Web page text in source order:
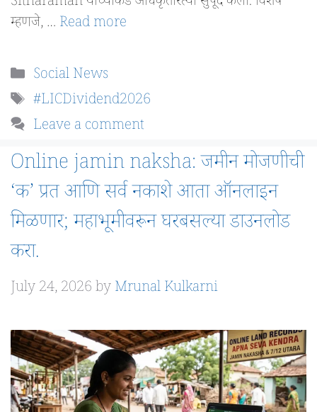
म्हणजे, … Read more
Categories
Social News
Tags
#LICDividend2026
Leave a comment
Online jamin naksha: जमीन मोजणीची
‘क’ प्रत आणि सर्व नकाशे आता ऑनलाइन
मिळणार; महाभूमीवरून घरबसल्या डाउनलोड
करा.
July 24, 2026byMrunal Kulkarni